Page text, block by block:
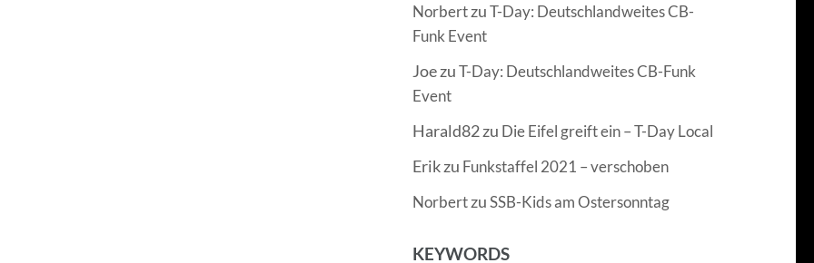
NorbertzuT-Day: Deutschlandweites CB-
Funk Event
JoezuT-Day: Deutschlandweites CB-Funk
Event
Harald82zu Die Eifel greift ein – T-Day Local
Erikzu Funkstaffel 2021 – verschoben
NorbertzuSSB-Kids am Ostersonntag
KEYWORDS